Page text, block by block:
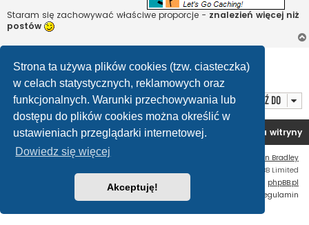
Strona ta używa plików cookies (tzw. ciasteczka)
w celach statystycznych, reklamowych oraz
funkcjonalnych. Warunki przechowywania lub
dostępu do plików cookies można określić w
ustawieniach przeglądarki internetowej.
Dowiedz się więcej
Akceptuję!
Staram się zachowywać właściwe proporcje - znalezień więcej niż
postów
Posty: 1 • Strona
Przejdź do
Forum OC PL Strona główna Usuń ciasteczka witryny
Ian Bradley
® Forum Software © phpBB Limited
Polski pakiet językowy dostarcza phpBB.pl
Zasady ochrony danych osobowych
Regulamin